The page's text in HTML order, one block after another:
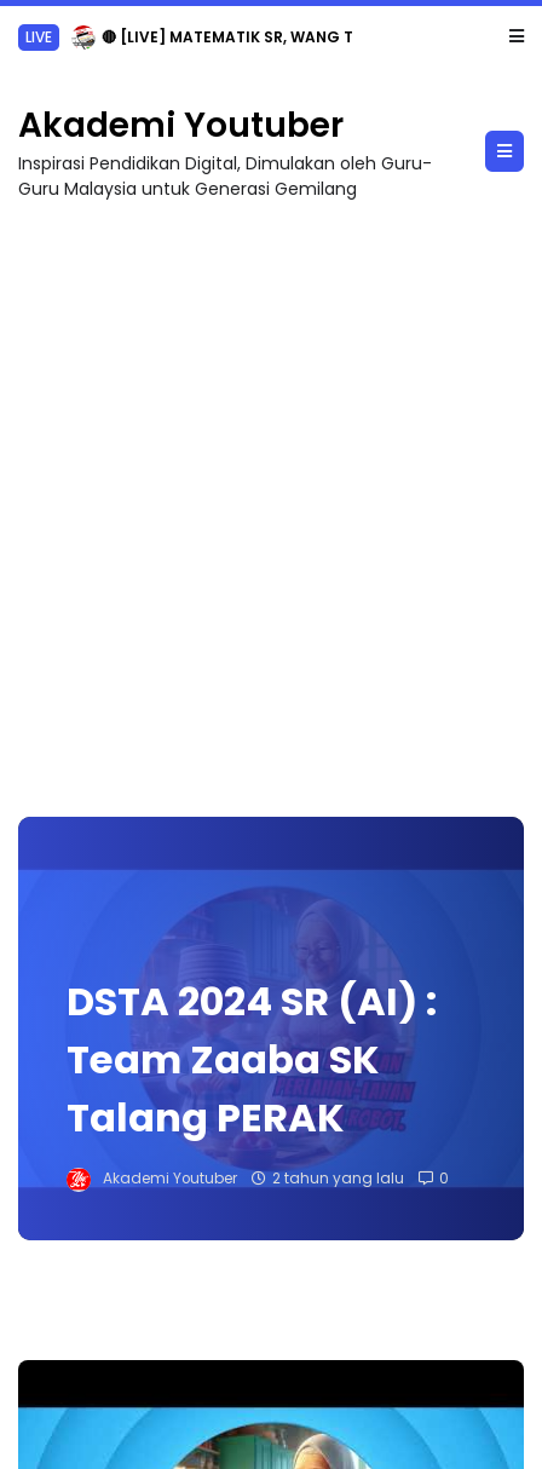
LIVE 🔴 [LIVE] MATEMATIK SR, WANG TAHUN 6 OLEH CIKGU ANITA #ALLINONE #141 #...
Akademi Youtuber
Inspirasi Pendidikan Digital, Dimulakan oleh Guru-
Guru Malaysia untuk Generasi Gemilang
DSTA 2024 SR (AI) :
Team Zaaba SK
Talang PERAK
Akademi Youtuber 2 tahun yang lalu 0